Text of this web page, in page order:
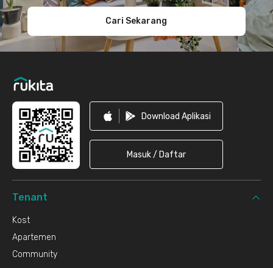
Cari Sekarang
Download Aplikasi
Masuk / Daftar
Tenant
Kost
Apartemen
Community